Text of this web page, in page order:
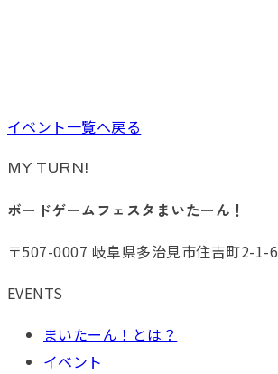
イベント一覧へ戻る
MY TURN!
ボードゲームフェスタまいたーん！
〒507-0007 岐阜県多治見市住吉町2-1-6
EVENTS
まいたーん！とは？
イベント